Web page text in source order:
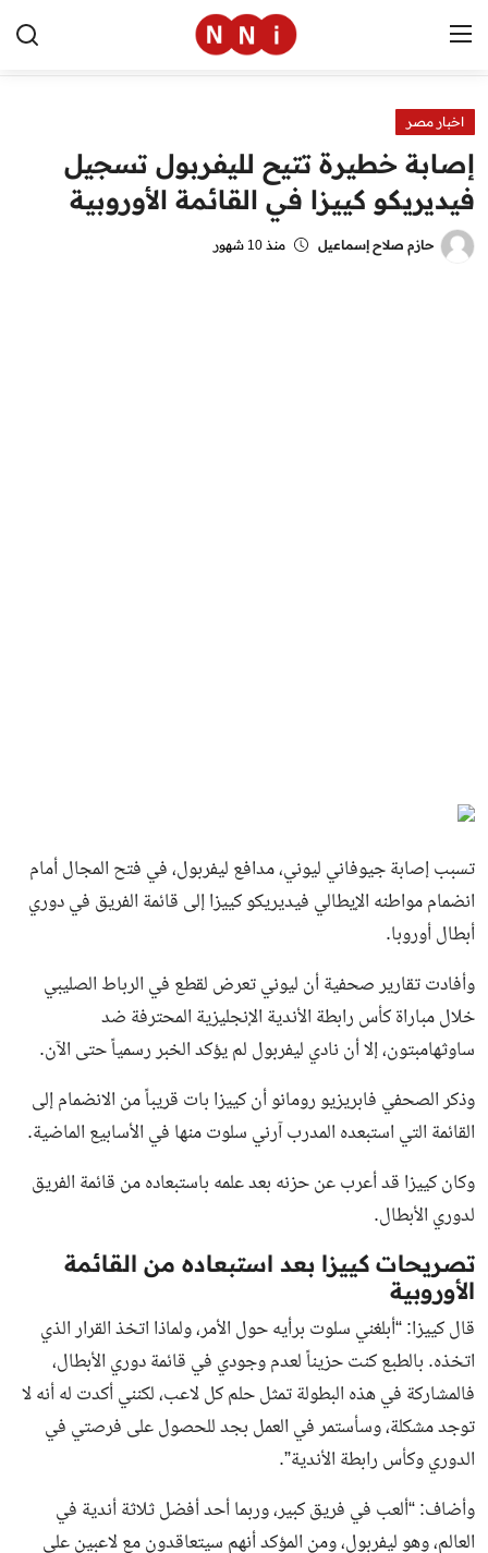
الرئيسية
اخبار مصر
العالم
اخبار مصر
إصابة خطيرة تتيح لليفربول تسجيل
فيديريكو كييزا في القائمة الأوروبية
حازم صلاح إسماعيل منذ 10 شهور
تسبب إصابة جيوفاني ليوني، مدافع ليفربول، في فتح المجال أمام
انضمام مواطنه الإيطالي فيديريكو كييزا إلى قائمة الفريق في دوري
أبطال أوروبا.
وأفادت تقارير صحفية أن ليوني تعرض لقطع في الرباط الصليبي
خلال مباراة كأس رابطة الأندية الإنجليزية المحترفة ضد
ساوثهامبتون، إلا أن نادي ليفربول لم يؤكد الخبر رسمياً حتى الآن.
وذكر الصحفي فابريزيو رومانو أن كييزا بات قريباً من الانضمام إلى
القائمة التي استبعده المدرب آرني سلوت منها في الأسابيع الماضية.
وكان كييزا قد أعرب عن حزنه بعد علمه باستبعاده من قائمة الفريق
لدوري الأبطال.
تصريحات كييزا بعد استبعاده من القائمة
الأوروبية
قال كييزا: “أبلغني سلوت برأيه حول الأمر، ولماذا اتخذ القرار الذي
اتخذه. بالطبع كنت حزيناً لعدم وجودي في قائمة دوري الأبطال،
فالمشاركة في هذه البطولة تمثل حلم كل لاعب، لكنني أكدت له أنه لا
توجد مشكلة، وسأستمر في العمل بجد للحصول على فرصتي في
الدوري وكأس رابطة الأندية”.
وأضاف: “ألعب في فريق كبير، وربما أحد أفضل ثلاثة أندية في
العالم، وهو ليفربول، ومن المؤكد أنهم سيتعاقدون مع لاعبين على